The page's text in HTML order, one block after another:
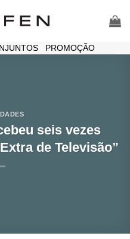
| PROMOÇÃO
seis vezes
de Televisão”